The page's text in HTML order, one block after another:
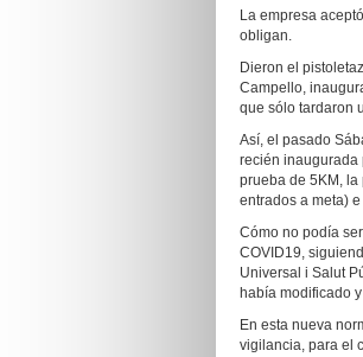
La empresa
obligan.
Dieron el
Campello,
que sólo tardaron
Así, el pasado
recién inaugurada
prueba de 5KM,
entrados a meta)
Cómo no podía
COVID19,
Universal i Salut
había modificado
En esta nueva
vigilancia, para el